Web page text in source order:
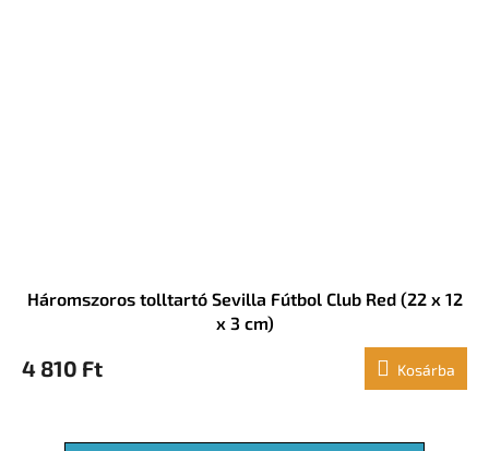
Háromszoros tolltartó Sevilla Fútbol Club Red (22 x 12
x 3 cm)
4 810 Ft Kosárba